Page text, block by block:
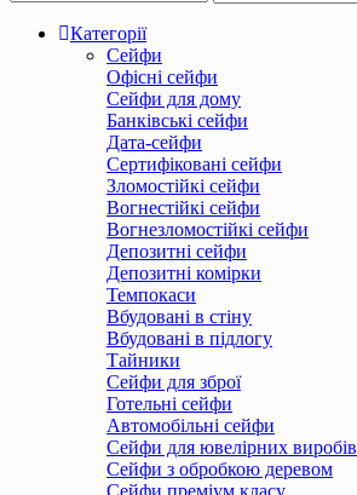
Категорії
Сейфи
Офісні сейфи
Сейфи для дому
Банківські сейфи
Дата-сейфи
Сертифіковані сейфи
Зломостійкі сейфи
Вогнестійкі сейфи
Вогнезломостійкі сейфи
Депозитні сейфи
Депозитні комірки
Темпокаси
Вбудовані в стіну
Вбудовані в підлогу
Тайники
Сейфи для зброї
Готельні сейфи
Автомобільні сейфи
Сейфи для ювелірних виробів
Сейфи з обробкою деревом
Сейфи преміум класу